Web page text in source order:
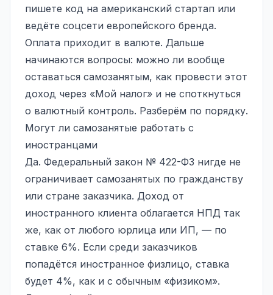
пишете код на американский стартап или
ведёте соцсети европейского бренда.
Оплата приходит в валюте. Дальше
начинаются вопросы: можно ли вообще
оставаться самозанятым, как провести этот
доход через «Мой налог» и не споткнуться
о валютный контроль. Разберём по порядку.
Могут ли самозанятые работать с
иностранцами
Да. Федеральный закон № 422-ФЗ нигде не
ограничивает самозанятых по гражданству
или стране заказчика. Доход от
иностранного клиента облагается НПД так
же, как от любого юрлица или ИП, — по
ставке 6%. Если среди заказчиков
попадётся иностранное физлицо, ставка
будет 4%, как и с обычным «физиком».